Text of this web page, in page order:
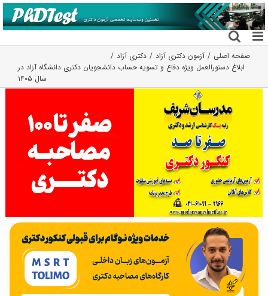
رفتن
به
محتوا
صفحه اصلی آزمون دکتری آزاد
دکتری آزاد
ابلاغ دستورالعمل ویژه دفاع و تسویه حساب دانشجویان دکتری دانشگاه آزاد در
سال ۱۴۰۵